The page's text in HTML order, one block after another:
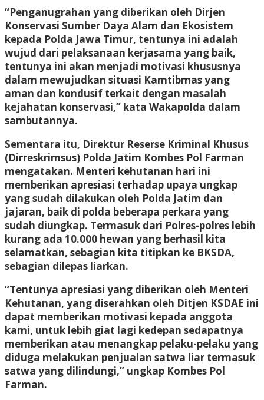
“Penganugrahan yang diberikan oleh Dirjen
Konservasi Sumber Daya Alam dan Ekosistem
kepada Polda Jawa Timur, tentunya ini adalah
wujud dari pelaksanaan kerjasama yang baik,
tentunya ini akan menjadi motivasi khususnya
dalam mewujudkan situasi Kamtibmas yang
aman dan kondusif terkait dengan masalah
kejahatan konservasi,” kata Wakapolda dalam
sambutannya.
Sementara itu, Direktur Reserse Kriminal Khusus
(Dirreskrimsus) Polda Jatim Kombes Pol Farman
mengatakan. Menteri kehutanan hari ini
memberikan apresiasi terhadap upaya ungkap
yang sudah dilakukan oleh Polda Jatim dan
jajaran, baik di polda beberapa perkara yang
sudah diungkap. Termasuk dari Polres-polres lebih
kurang ada 10.000 hewan yang berhasil kita
selamatkan, sebagian kita titipkan ke BKSDA,
sebagian dilepas liarkan.
“Tentunya apresiasi yang diberikan oleh Menteri
Kehutanan, yang diserahkan oleh Ditjen KSDAE ini
dapat memberikan motivasi kepada anggota
kami, untuk lebih giat lagi kedepan sedapatnya
memberikan atau menangkap pelaku-pelaku yang
diduga melakukan penjualan satwa liar termasuk
satwa yang dilindungi,” ungkap Kombes Pol
Farman.